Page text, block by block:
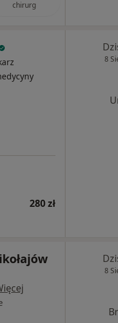
chirurg
280 zł
8
8